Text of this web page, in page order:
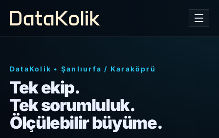
DataKolik • Şanlıurfa / Karaköprü
Tek ekip.
Tek sorumluluk.
Ölçülebilir büyüme.